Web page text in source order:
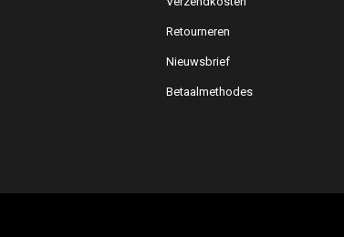
Retourneren
Nieuwsbrief
Betaalmethodes